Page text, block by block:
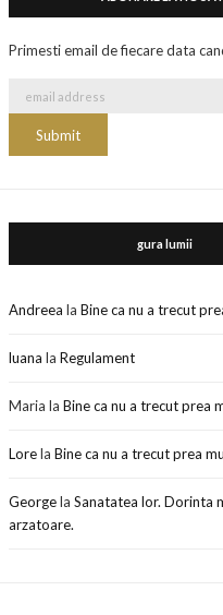
Primesti email de fiecare data
gura lumii
Andreea laBine ca nu a trecut
luana laRegulament
Maria laBine ca nu a trecut prea
LorelaBine ca nu a trecut prea
GeorgelaSanatatea lor. Dorinta
arzatoare.